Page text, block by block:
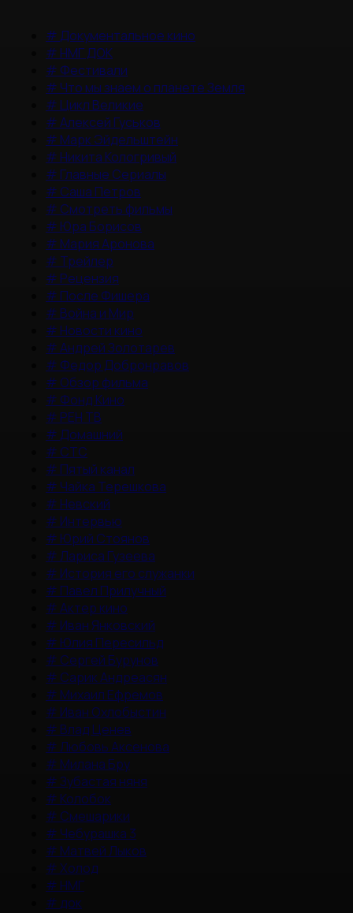
# Документальное кино
# НМГ ДОК
# Фестивали
# Что мы знаем о планете Земля
# Цикл Великие
#Алексей Гуськов
# Марк Эйдельштейн
# Никита Кологривый
# Главные Сериалы
# Саша Петров
# Смотреть фильмы
# Юра Борисов
# Мария Аронова
# Трейлер
# Рецензия
# После Фишера
# Война и Мир
# Новости кино
#Андрей Золотарев
# Федор Добронравов
# Обзор фильма
# Фонд Кино
# РЕН ТВ
# Домашний
# СТС
# Пятый канал
# Чайка Терешкова
# Невский
# Интервью
# Юрий Стоянов
#Лариса Гузеева
# История его служанки
# Павел Прилучный
#Актер кино
# Иван Янковский
# Юлия Пересильд
# Сергей Бурунов
# Сарик Андреасян
# Михаил Ефремов
# Иван Охлобыстин
# Влад Ценев
#Любовь Аксенова
# Милана Бру
#Зубастая няня
# Колобок
# Смешарики
# Чебурашка 3
# Матвей Лыков
#Холод
# НМГ
# док